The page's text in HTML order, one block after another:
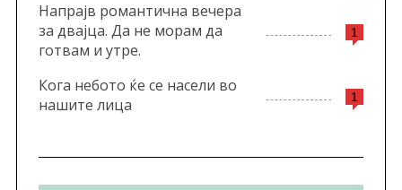
1
Напрајв романтична вечера
за двајца. Да не морам да
готвам и утре.
1
Кога небото ќе се насели во
нашите лица